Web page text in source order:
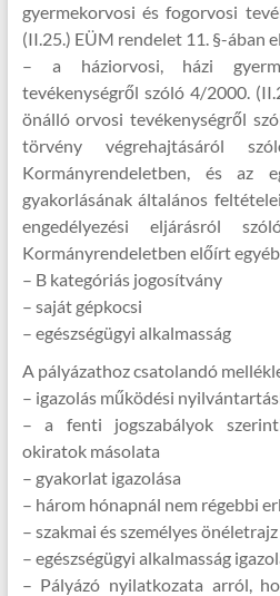
gyermekorvosi és fogorvosi
(II.25.) EÜM rendelet 11. §-ában
– a háziorvosi, házi
tevékenységről szóló 4/2000.
önálló orvosi tevékenységről
törvény végrehajtásáról
Kormányrendeletben, és az
gyakorlásának általános
engedélyezési eljárásról
Kormányrendeletben előírt
– B kategóriás jogosítvány
– saját gépkocsi
– egészségügyi alkalmasság
A pályázathoz csatolandó
– igazolás működési
– a fenti jogszabályok
okiratok másolata
– gyakorlat igazolása
– három hónapnál nem régebbi
– szakmai és személyes önéletrajz
– egészségügyi alkalmasság
– Pályázó nyilatkozata arról,